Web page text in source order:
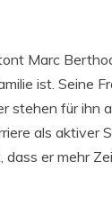
Marc
ist. Seine
stehen für ihn
als aktiver
er mehr